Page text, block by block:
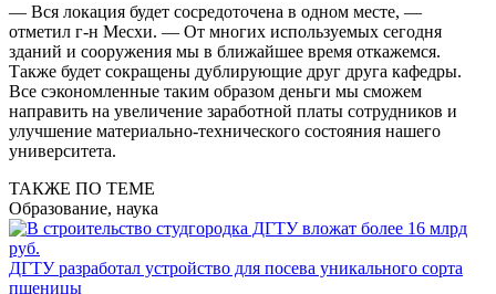
— Вся локация будет сосредоточена в одном месте, —
отметил г-н Месхи. — От многих используемых сегодня
зданий и сооружения мы в ближайшее время откажемся.
Также будет сокращены дублирующие друг друга кафедры.
Все сэкономленные таким образом деньги мы сможем
направить на увеличение заработной платы сотрудников и
улучшение материально-технического состояния нашего
университета.
ТАКЖЕ ПО ТЕМЕ
Образование, наука
ДГТУ разработал устройство для посева уникального сорта
пшеницы